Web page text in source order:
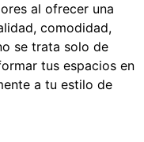
al ofrecer una
comodidad,
se trata solo de
tus espacios en
a tu estilo de